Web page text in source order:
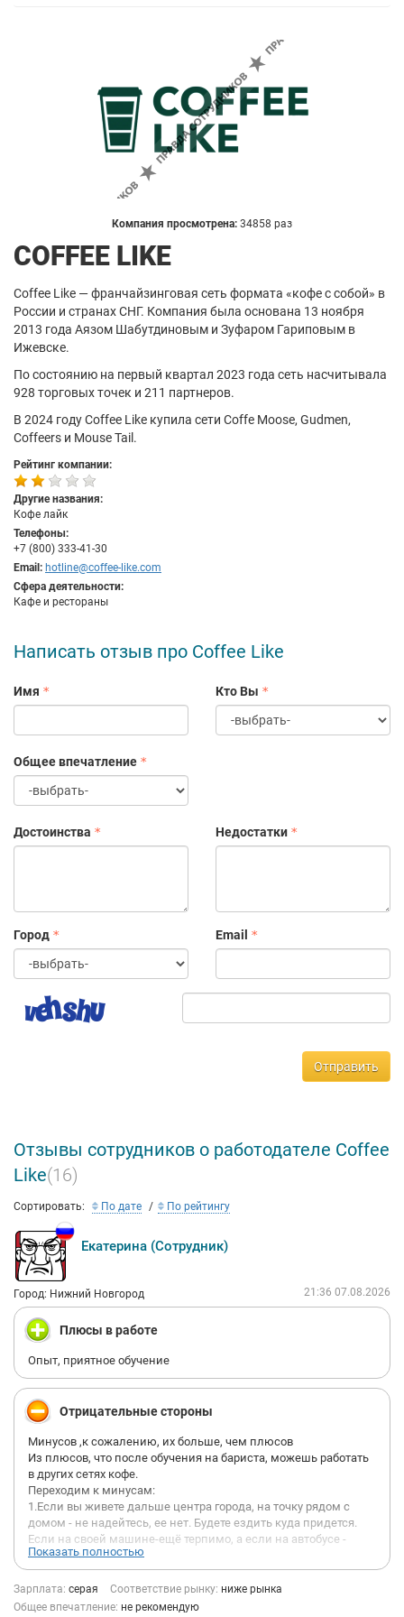
Компания просмотрена: 34858 раз
COFFEE LIKE
Coffee Like — франчайзинговая сеть формата «кофе с собой» в
России и странах СНГ. Компания была основана 13 ноября
2013 года Аязом Шабутдиновым и Зуфаром Гариповым в
Ижевске.
По состоянию на первый квартал 2023 года сеть насчитывала
928 торговых точек и 211 партнеров.
В 2024 году Coffee Like купила сети Coffe Moose, Gudmen,
Coffeers и Mouse Tail.
Рейтинг компании:
Другие названия:
Кофе лайк
Телефоны:
+7 (800) 333-41-30
Email: hotline@coffee-like.com
Сфера деятельности:
Кафе и рестораны
Написать отзыв про Coffee Like
Имя Кто Вы
Общее впечатление
Достоинства Недостатки
Город Email
Отправить
Отзывы сотрудников о работодателе Coffee
Like(16)
Сортировать: По дате По рейтингу
Екатерина (Сотрудник)
Город: Нижний Новгород 21:36 07.08.2026
Плюсы в работе
Опыт, приятное обучение
Отрицательные стороны
Минусов ,к сожалению, их больше, чем плюсов
Из плюсов, что после обучения на бариста, можешь работать
в других сетях кофе.
Переходим к минусам:
1.Если вы живете дальше центра города, на точку рядом с
домом - не надейтесь, ее нет. Будете ездить куда придется.
Если на своей машине-ещё терпимо, а если на автобусе -
крепитесь.
2.Штрафы, куча штрафов . Причем узнавать вы о них будете не
сразу или после смены, а после того, как вам вместо
Показать полностью
Зарплата: серая Соответствие рынку: ниже рынка
Общее впечатление: не рекомендую